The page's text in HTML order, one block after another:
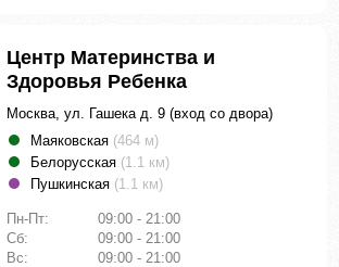
Центр Материнства и
Здоровья Ребенка
Москва, ул. Гашека д. 9 (вход со двора)
Маяковская (464 м)
Белорусская (1.1 км)
Пушкинская (1.1 км)
Пн-Пт:
09:00 - 21:00
Сб:
09:00 - 21:00
Вс:
09:00 - 21:00